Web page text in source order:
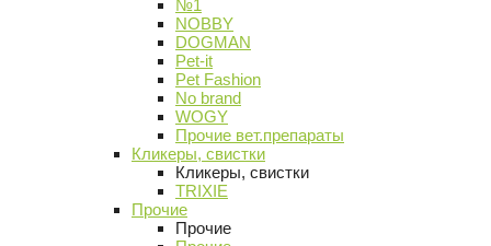
№1
NOBBY
DOGMAN
Pet-it
Pet Fashion
No brand
WOGY
Прочие вет.препараты
Кликеры, свистки
Кликеры, свистки
TRIXIE
Прочие
Прочие